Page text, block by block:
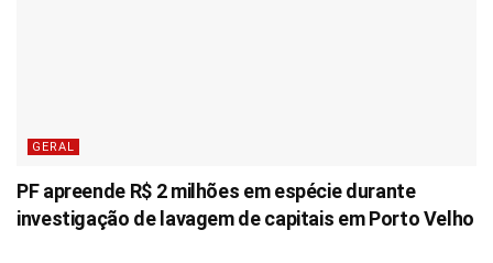
GERAL
PF apreende R$ 2 milhões em espécie durante
investigação de lavagem de capitais em Porto Velho